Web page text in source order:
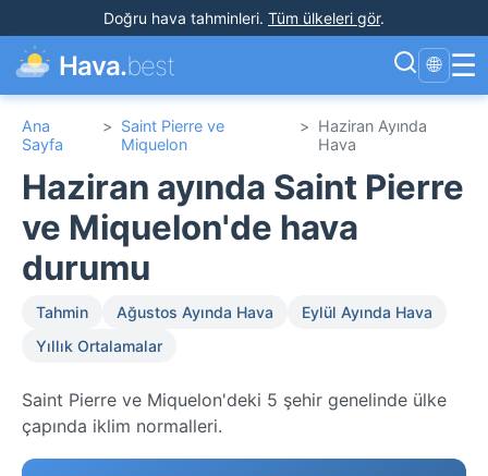
Doğru hava tahminleri. Tüm ülkeleri gör.
Hava.best 🌐 ☰
Ana
Sayfa
> Saint Pierre ve
Miquelon
> Haziran Ayında
Hava
Haziran ayında Saint Pierre
ve Miquelon'de hava
durumu
Tahmin Ağustos Ayında Hava
Eylül Ayında Hava
Yıllık Ortalamalar
Saint Pierre ve Miquelon'deki 5 şehir genelinde ülke
çapında iklim normalleri.